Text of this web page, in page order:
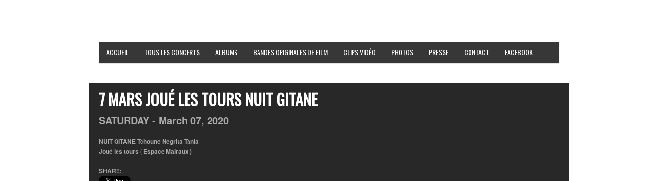
ACCUEIL TOUS LES CONCERTS ALBUMS BANDES ORIGINALES DE FILM CLIPS VIDÉO PHOTOS PRESSE CONTACT FACEBOOK
7 MARS JOUÉ LES TOURS NUIT GITANE
SATURDAY - March 07, 2020
NUIT GITANE Tchoune Negrita Tania
Joué les tours ( Espace Mairaux )
SHARE: